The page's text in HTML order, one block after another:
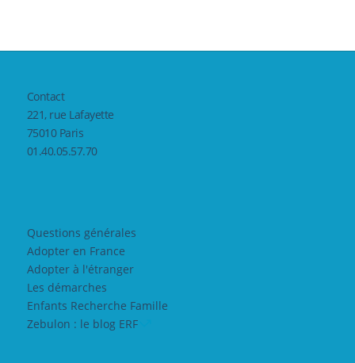
Contact
221, rue Lafayette
75010 Paris
01.40.05.57.70
Questions générales
Adopter en France
Adopter à l'étranger
Les démarches
Enfants Recherche Famille
Zebulon : le blog ERF